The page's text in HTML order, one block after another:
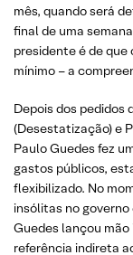
mês, quando será
final de uma
presidente é de que
mínimo – a
Depois dos pedidos
(Desestatização) e
Paulo Guedes fez
gastos públicos,
flexibilizado. No
insólitas no governo
Guedes lançou
referência indireta